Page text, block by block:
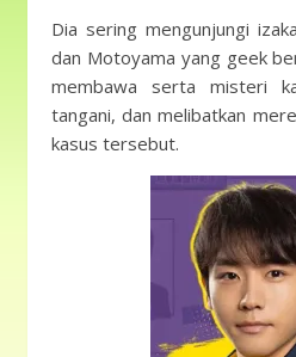
Dia sering mengunjungi
dan Motoyama yang geek
membawa serta misteri
tangani, dan melibatkan
kasus tersebut.